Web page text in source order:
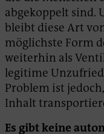
abgekoppelt sind.
bleibt diese Art
möglichste Form
weiterhin als
legitime
Problem ist
Inhalt
Es gibt keine